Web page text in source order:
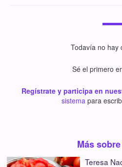
Todavía no hay
Sé el primero
Regístrate y participa en
sistemapara
Más
Teresa